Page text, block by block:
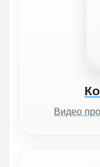
Видео